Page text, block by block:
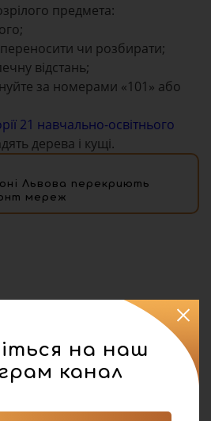
предмета:
чи розбирати;
відстань;
за номерами «101» або
21 навчально-освітнього
дерева і кущі.
Львова перекриють
мереж
на наш
канал